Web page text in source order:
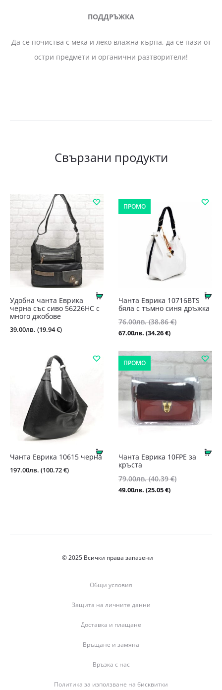
ПОДДРЪЖКА
Да се почиства с мека и леко влажна кърпа, да се пази от
остри предмети и органични разтворители!
Свързани продукти
Купи
Удобна чанта Еврика
черна със сиво 56226НС с
много джобове
39.00лв. (19.94 €)
ПРОМО
Чанта Еврика 10716BTS
бяла с тъмно синя дръжка
76.00лв. (38.86 €)Original
76.00лв.
(38.86
67.00лв. (34.26 €)Текущата
67.00лв.
(34.26
€).
Купи
Чанта Еврика 10615 черна
197.00лв. (100.72 €)
ПРОМО
Чанта Еврика 10FPE за
кръста
79.00лв. (40.39 €)Original
49.00лв. (25.05 €)Текущата
© 2025 Всички права запазени
Общи условия
Защита на личните данни
Доставка и плащане
Връщане и замяна
Връзка с нас
Политика за използване на бисквитки